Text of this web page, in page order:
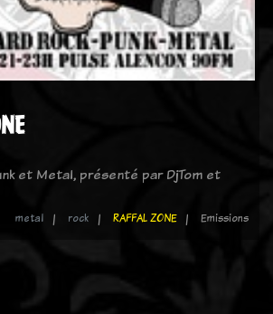
et Metal, présenté par DjTom et
metal rock RAFFAL ZONE Emissions